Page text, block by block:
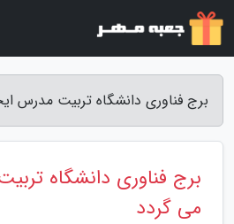
برج فناوری دانشگاه تربیت مدرس
برج فناوری دانشگاه
می گردد